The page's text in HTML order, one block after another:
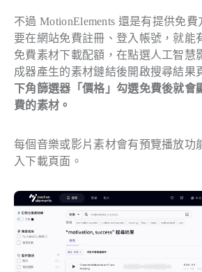
不過 MotionElements 還是有提供免費
要在網站免費註冊、登入帳號，就能
免費素材下載配額，在點選人工智慧
成器產生的素材鏈結後開啟搜尋結果
下角篩選器「價格」勾選免費後就會
費的素材。
每個音樂或影片素材會有預覽播放功
入下載頁面。